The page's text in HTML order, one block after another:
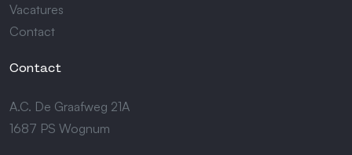
Vacatures
Contact
Contact
A.C. De Graafweg 21A
1687 PS Wognum